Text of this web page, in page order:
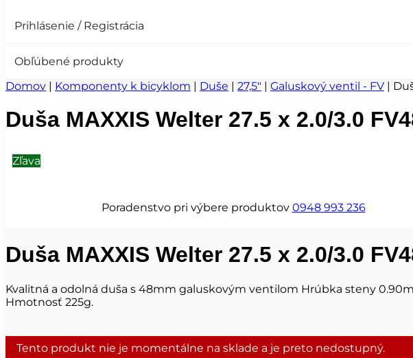
Prihlásenie / Registrácia
Obľúbené produkty
Domov | Komponenty k bicyklom | Duše | 27,5" | Galuskový ventil - FV |
Duša MAXXIS Welter 27.5 x 2.0/3.0
Zľava
Poradenstvo pri výbere produktov 0948 993 236
Duša MAXXIS Welter 27.5 x 2.0/3.0
Kvalitná a odolná duša s 48mm galuskovým ventilom Hrúbka steny
Hmotnosť 225g.
Tento produkt nie je momentálne na sklade a je preto nedostupný.